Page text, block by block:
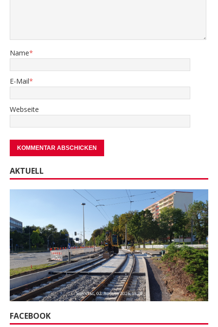
Name*
E-Mail*
Webseite
AKTUELL
FACEBOOK